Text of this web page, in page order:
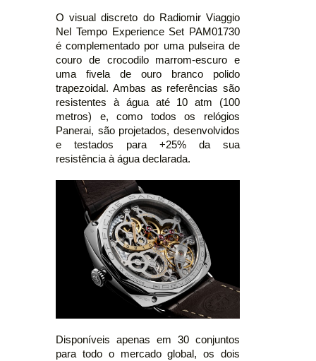
O visual discreto do Radiomir Viaggio
Nel Tempo Experience Set PAM01730
é complementado por uma pulseira de
couro de crocodilo marrom-escuro e
uma fivela de ouro branco polido
trapezoidal. Ambas as referências são
resistentes à água até 10 atm (100
metros) e, como todos os relógios
Panerai, são projetados, desenvolvidos
e testados para +25% da sua
resistência à água declarada.
Disponíveis apenas em 30 conjuntos
para todo o mercado global, os dois